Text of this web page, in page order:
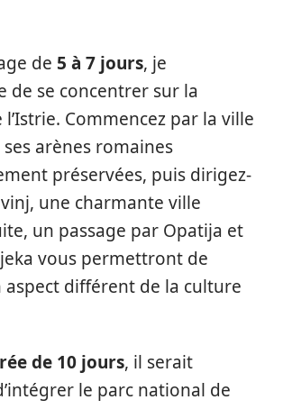
de 5 à 7 jours, je
de se concentrer sur la
Commencez par la ville
ses arènes romaines
préservées, puis dirigez-
une charmante ville
un passage par Opatija et
vous permettront de
différent de la culture
de 10 jours, il serait
le parc national de